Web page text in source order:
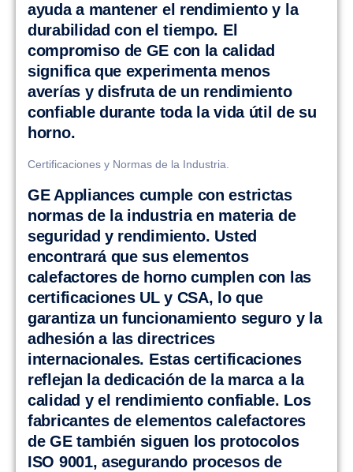
ayuda a mantener el rendimiento y la
durabilidad con el tiempo. El
compromiso de GE con la calidad
significa que experimenta menos
averías y disfruta de un rendimiento
confiable durante toda la vida útil de su
horno.
Certificaciones y Normas de la Industria.
GE Appliances cumple con estrictas
normas de la industria en materia de
seguridad y rendimiento. Usted
encontrará que sus elementos
calefactores de horno cumplen con las
certificaciones UL y CSA, lo que
garantiza un funcionamiento seguro y la
adhesión a las directrices
internacionales. Estas certificaciones
reflejan la dedicación de la marca a la
calidad y el rendimiento confiable. Los
fabricantes de elementos calefactores
de GE también siguen los protocolos
ISO 9001, asegurando procesos de